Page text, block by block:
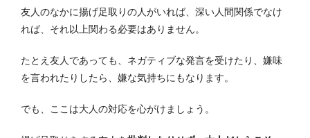
友人のなかに揚げ足取りの人がいれば、深い人間関係でなけ
れば、それ以上関わる必要はありません。
たとえ友人であっても、ネガティブな発言を受けたり、嫌味
を言われたりしたら、嫌な気持ちにもなります。
でも、ここは大人の対応を心がけましょう。